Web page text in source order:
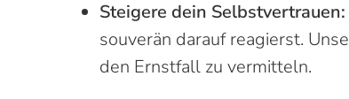
Steigere dein Selbstvertrauen:
souverän darauf reagierst.
den Ernstfall zu vermitteln.